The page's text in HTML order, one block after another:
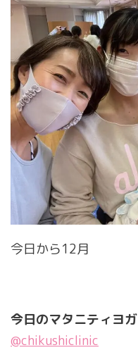
今日から12月
今日のマタニティヨガ
@chikushiclinic